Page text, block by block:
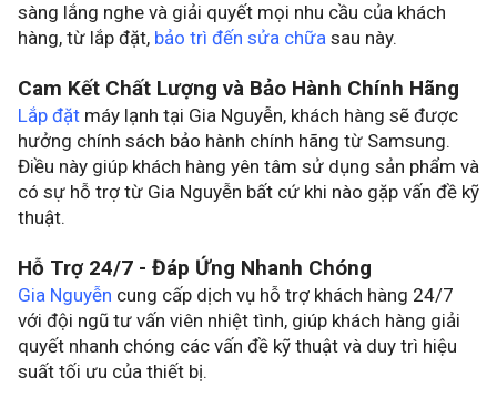
sàng lắng nghe và giải quyết mọi nhu cầu của khách
hàng, từ lắp đặt, bảo trì đến sửa chữasau này.
Cam Kết Chất Lượng và Bảo Hành Chính Hãng
Lắp đặt máy lạnh tại Gia Nguyễn, khách hàng sẽ được
hưởng chính sách bảo hành chính hãng từ Samsung.
Điều này giúp khách hàng yên tâm sử dụng sản phẩm và
có sự hỗ trợ từ Gia Nguyễn bất cứ khi nào gặp vấn đề kỹ
thuật.
Hỗ Trợ 24/7 - Đáp Ứng Nhanh Chóng
Gia Nguyễn cung cấp dịch vụ hỗ trợ khách hàng 24/7
với đội ngũ tư vấn viên nhiệt tình, giúp khách hàng giải
quyết nhanh chóng các vấn đề kỹ thuật và duy trì hiệu
suất tối ưu của thiết bị.